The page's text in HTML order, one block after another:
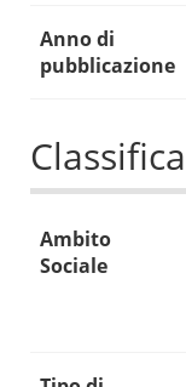
Anno di
pubblicazione
Ambito
Sociale